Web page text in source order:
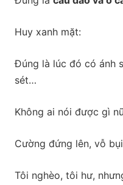
Huy xanh mặt:
Đúng là lúc đó có ánh
sét…
Không ai nói được gì
Cường đứng lên, vỗ
Tôi nghèo, tôi hư,